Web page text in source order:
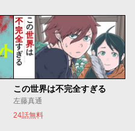
この世界は不完全すぎる
左藤真通
24話無料